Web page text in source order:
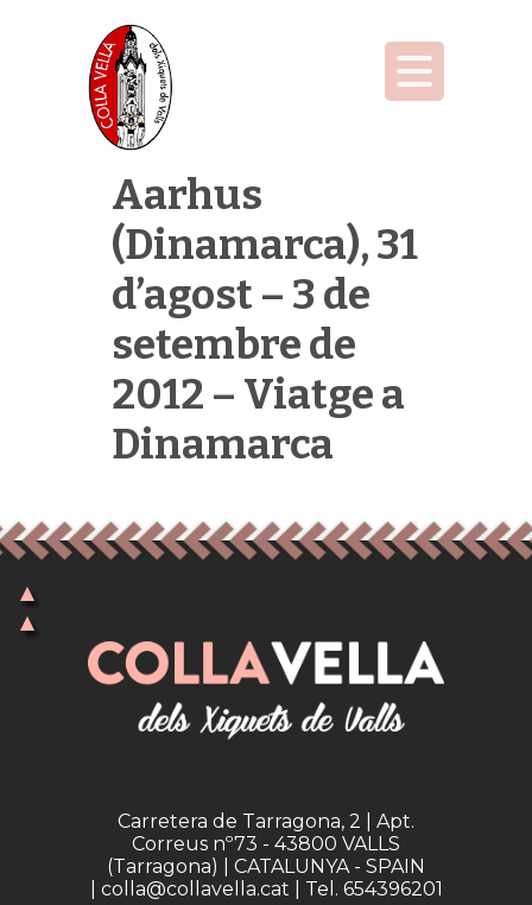
Aarhus
(Dinamarca), 31
d’agost – 3 de
setembre de
2012 – Viatge a
Dinamarca
Carretera de Tarragona, 2 | Apt.
Correus nº73 - 43800 VALLS
(Tarragona) | CATALUNYA - SPAIN
| colla@collavella.cat | Tel. 654396201